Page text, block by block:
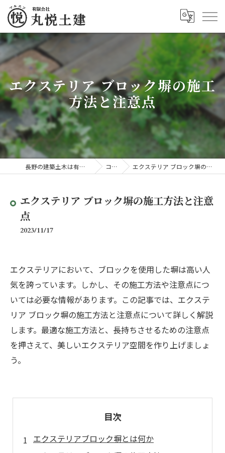
エクステリア ブロック塀の施工
方法と注意点
長野の建築土木は有限会社丸悦土建 コラム エクステリア ブロック塀の施工方法と注意点
エクステリア ブロック塀の施工方法と注意
点
2023/11/17
エクステリアにおいて、ブロックを使用した塀は高い人
気を誇っています。しかし、その施工方法や注意点につ
いては必要な情報があります。この記事では、エクステ
リア ブロック塀の施工方法と注意点について詳しく解説
します。最適な施工方法と、長持ちさせるための注意点
を押さえて、美しいエクステリア空間を作り上げましょ
う。
目次
エクステリアブロック塀とは何か